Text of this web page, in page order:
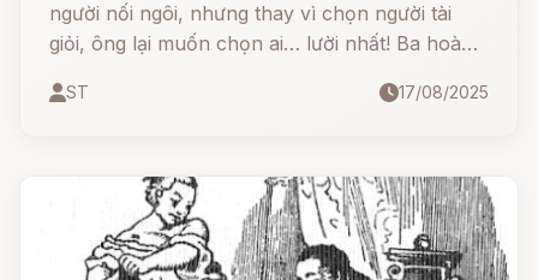
người nối ngôi, nhưng thay vì chọn người tài
giỏi, ông lại muốn chọn ai… lười nhất! Ba hoàng
theo cách không ai ngờ tới.
ST 17/08/2025